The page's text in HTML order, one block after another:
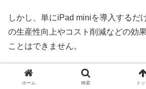
しかし、単にiPad miniを導入するだ
の生産性向上やコスト削減などの効
ことはできません。
この章では、iPad miniをビジネスに
ホーム 検索 ト